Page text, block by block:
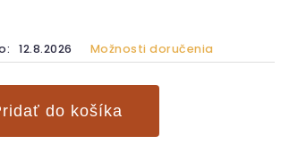
12.8.2026 Možnosti doručenia
do košíka